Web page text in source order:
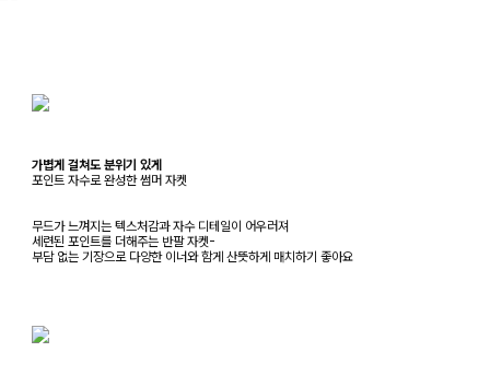
가볍게 걸쳐도 분위기 있게
포인트 자수로 완성한 썸머 자켓
무드가 느껴지는 텍스처감과 자수 디테일이 어우러져
세련된 포인트를 더해주는 반팔 자켓-
부담 없는 기장으로 다양한 이너와 함게 산뜻하게 매치하기 좋아요